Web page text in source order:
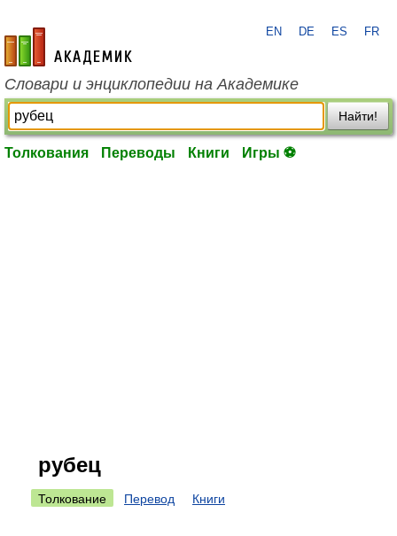
academic.ru
EN DE ES FR
Словари и энциклопедии на Академике
Найти!
Толкования Переводы Книги Игры ⚽
рубец
Толкование Перевод Книги